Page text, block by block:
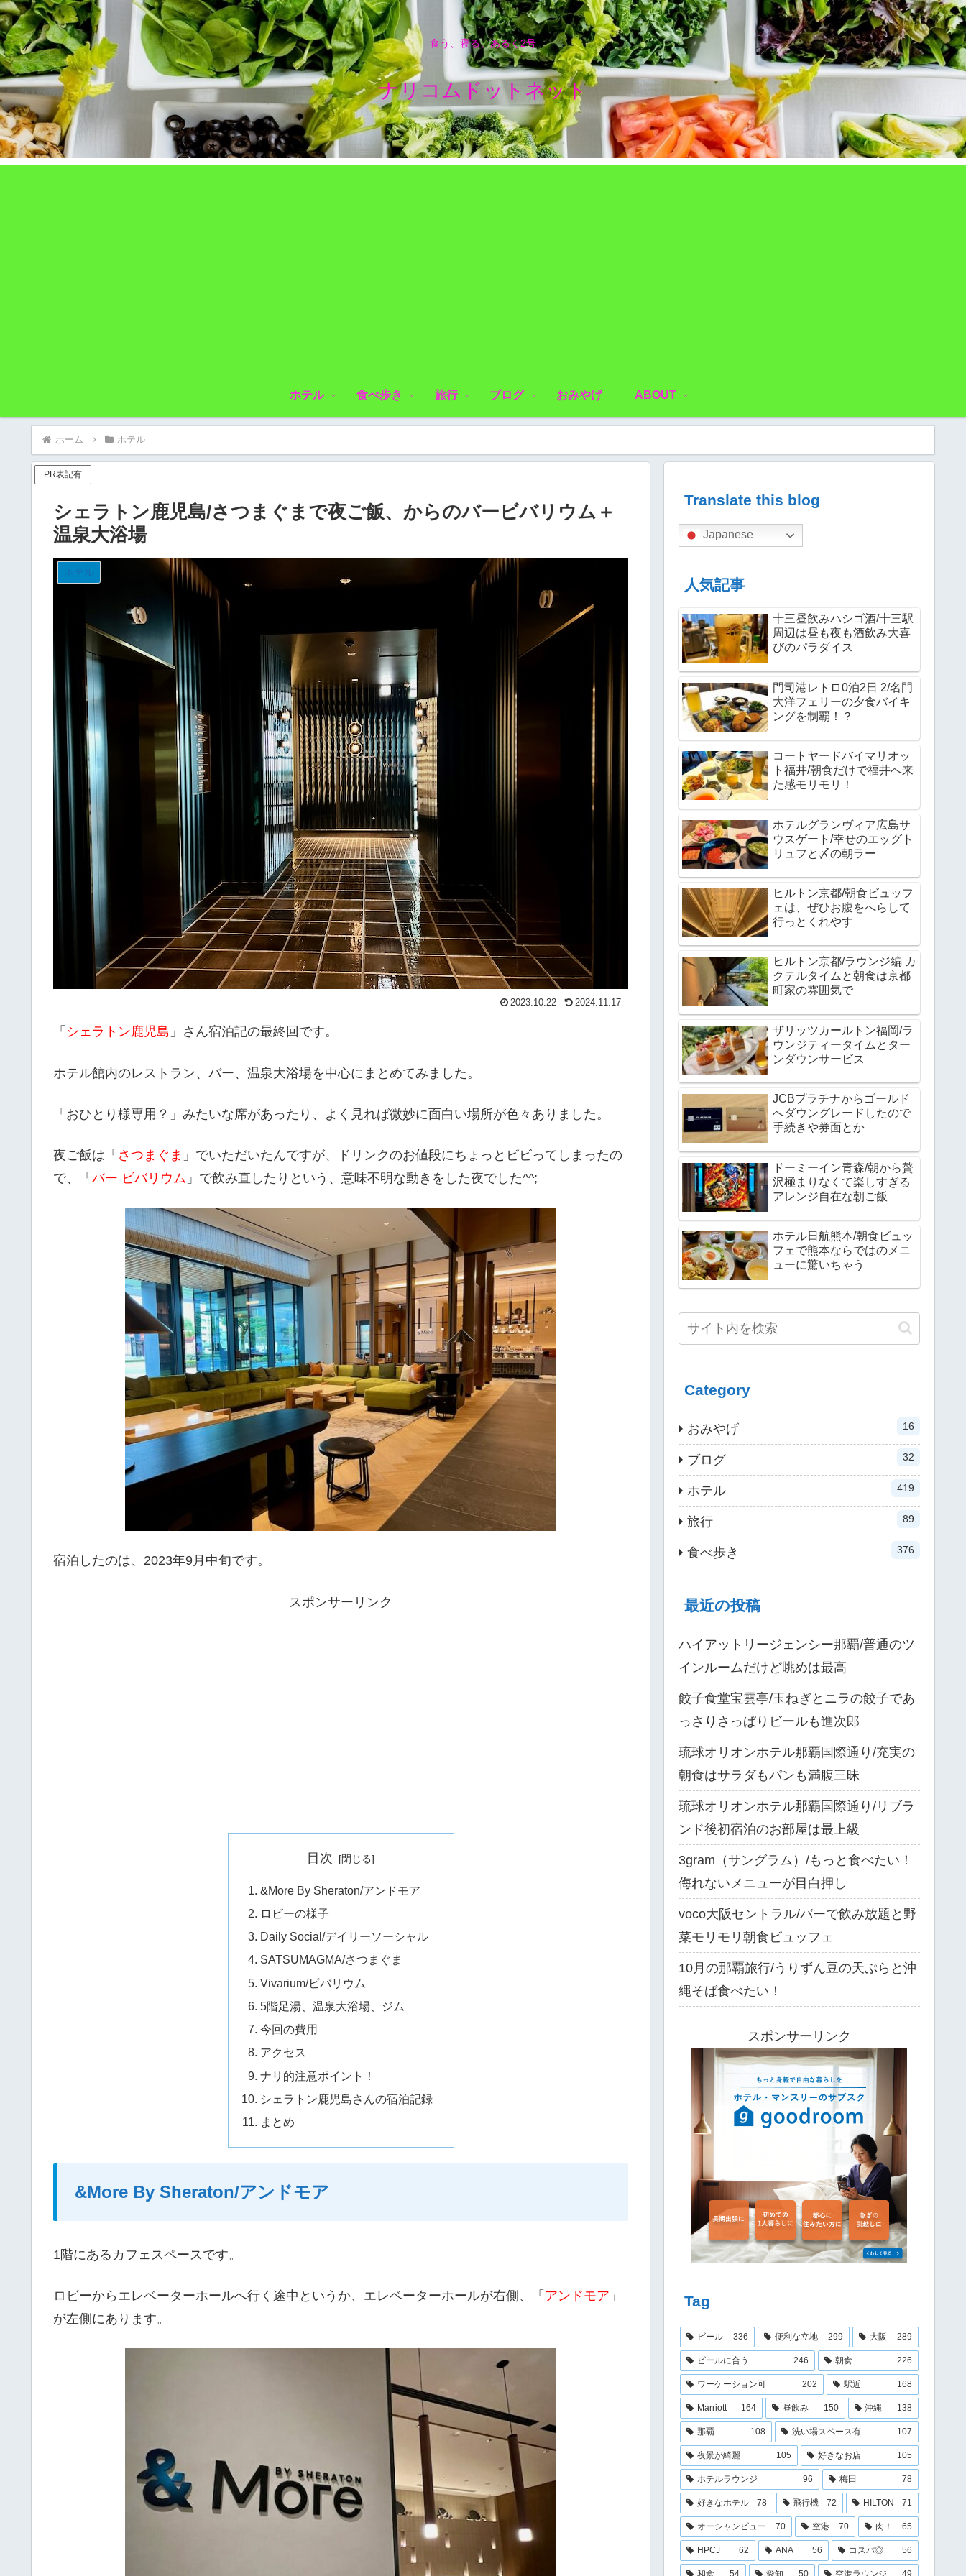
食う、寝る、あるく2号
ナリコムドットネット
ホテル 食べ歩き 旅行 ブログ おみやげ ABOUT
ホーム ホテル
PR表記有
シェラトン鹿児島/さつまぐまで夜ご飯、からのバービバリウム＋
温泉大浴場
ホテル
2023.10.22 2024.11.17
「 シェラトン鹿児島 」さん宿泊記の最終回です。
ホテル館内のレストラン、バー、温泉大浴場を中心にまとめてみました。
「おひとり様専用？」みたいな席があったり、よく見れば微妙に面白い場所が色々ありました。
夜ご飯は「 さつまぐま 」でいただいたんですが、ドリンクのお値段にちょっとビビってしまったの
で、「 バー ビバリウム 」で飲み直したりという、意味不明な動きをした夜でした^^;
宿泊したのは、2023年9月中旬です。
スポンサーリンク
目次
&More By Sheraton/アンドモア
ロビーの様子
Daily Social/デイリーソーシャル
SATSUMAGMA/さつまぐま
Vivarium/ビバリウム
5階足湯、温泉大浴場、ジム
今回の費用
アクセス
ナリ的注意ポイント！
シェラトン鹿児島さんの宿泊記録
まとめ
&More By Sheraton/アンドモア
1階にあるカフェスペースです。
ロビーからエレベーターホールへ行く途中というか、エレベーターホールが右側、「 アンドモア 」
が左側にあります。
Translate this blog
Japanese
人気記事
十三昼飲みハシゴ酒/十三駅
周辺は昼も夜も酒飲み大喜
びのパラダイス
門司港レトロ0泊2日 2/名門
大洋フェリーの夕食バイキ
ングを制覇！？
コートヤードバイマリオッ
ト福井/朝食だけで福井へ来
た感モリモリ！
ホテルグランヴィア広島サ
ウスゲート/幸せのエッグト
リュフと〆の朝ラー
ヒルトン京都/朝食ビュッフ
ェは、ぜひお腹をへらして
行っとくれやす
ヒルトン京都/ラウンジ編 カ
クテルタイムと朝食は京都
町家の雰囲気で
ザリッツカールトン福岡/ラ
ウンジティータイムとター
ンダウンサービス
JCBプラチナからゴールド
へダウングレードしたので
手続きや券面とか
ドーミーイン青森/朝から贅
沢極まりなくて楽しすぎる
アレンジ自在な朝ご飯
ホテル日航熊本/朝食ビュッ
フェで熊本ならではのメニ
ューに驚いちゃう
Category
おみやげ 16
ブログ 32
ホテル 419
旅行 89
食べ歩き 376
最近の投稿
ハイアットリージェンシー那覇/普通のツ
インルームだけど眺めは最高
餃子食堂宝雲亭/玉ねぎとニラの餃子であ
っさりさっぱりビールも進次郎
琉球オリオンホテル那覇国際通り/充実の
朝食はサラダもパンも満腹三昧
琉球オリオンホテル那覇国際通り/リブラ
ンド後初宿泊のお部屋は最上級
3gram（サングラム）/もっと食べたい！
侮れないメニューが目白押し
voco大阪セントラル/バーで飲み放題と野
菜モリモリ朝食ビュッフェ
10月の那覇旅行/うりずん豆の天ぷらと沖
縄そば食べたい！
スポンサーリンク
Tag
ビール 336 便利な立地 299 大阪 289
ビールに合う 246 朝食 226
ワーケーション可 202 駅近 168
Marriott 164 昼飲み 150 沖縄 138
那覇 108 洗い場スペース有 107
夜景が綺麗 105 好きなお店 105
ホテルラウンジ 96 梅田 78
好きなホテル 78 飛行機 72 HILTON 71
オーシャンビュー 70 空港 70 肉！ 65
HPCJ 62 ANA 56 コスパ◎ 56
和食 54 愛知 50 空港ラウンジ 49